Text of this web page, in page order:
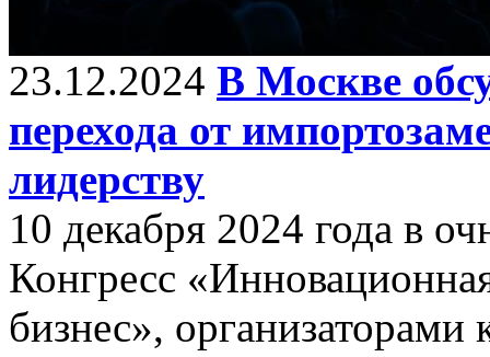
23.12.2024 В Москве
перехода от
лидерству
10 декабря 2024 года в
Конгресс
бизнес»,